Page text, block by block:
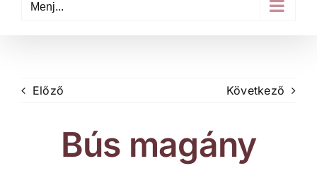
Menj...
Előző Következő
Bús magány